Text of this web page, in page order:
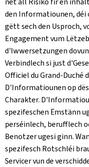
den Informatiounen, déi
gëtt sech den Usproch,
Engagement vum
d'Iwwersetzungen
Verbindlech si just
Officiel du Grand-Duché
D'Informatiounen op
Charakter.
spezifeschen Ëmstänn
perséinlech, berufflech
Benotzer ugesi ginn.
spezifesch Rotschléi
Servicer vun de